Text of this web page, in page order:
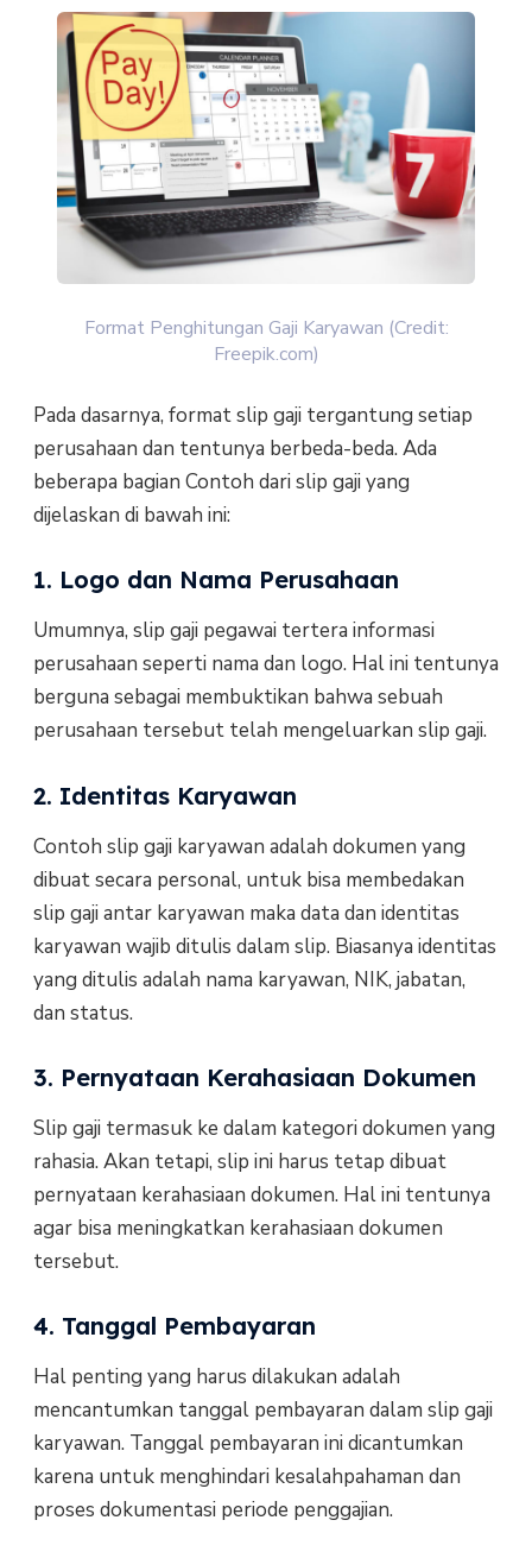
Format Penghitungan Gaji Karyawan (Credit:
Freepik.com)
Pada dasarnya, format slip gaji tergantung setiap
perusahaan dan tentunya berbeda-beda. Ada
beberapa bagian Contoh dari slip gaji yang
dijelaskan di bawah ini:
1. Logo dan Nama Perusahaan
Umumnya, slip gaji pegawai tertera informasi
perusahaan seperti nama dan logo. Hal ini tentunya
berguna sebagai membuktikan bahwa sebuah
perusahaan tersebut telah mengeluarkan slip gaji.
2. Identitas Karyawan
Contoh slip gaji karyawan adalah dokumen yang
dibuat secara personal, untuk bisa membedakan
slip gaji antar karyawan maka data dan identitas
karyawan wajib ditulis dalam slip. Biasanya identitas
yang ditulis adalah nama karyawan, NIK, jabatan,
dan status.
3. Pernyataan Kerahasiaan Dokumen
Slip gaji termasuk ke dalam kategori dokumen yang
rahasia. Akan tetapi, slip ini harus tetap dibuat
pernyataan kerahasiaan dokumen. Hal ini tentunya
agar bisa meningkatkan kerahasiaan dokumen
tersebut.
4. Tanggal Pembayaran
Hal penting yang harus dilakukan adalah
mencantumkan tanggal pembayaran dalam slip gaji
karyawan. Tanggal pembayaran ini dicantumkan
karena untuk menghindari kesalahpahaman dan
proses dokumentasi periode penggajian.